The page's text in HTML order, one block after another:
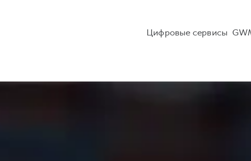
Цифровые сервисы